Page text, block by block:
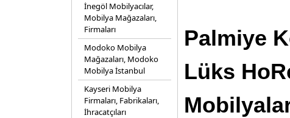
İnegöl Mobilyacılar,
Mobilya Mağazaları,
Firmaları
Modoko Mobilya
Mağazaları, Modoko
Mobilya İstanbul
Kayseri Mobilya
Firmaları, Fabrikaları,
İhracatçıları
Palmiye
Lüks